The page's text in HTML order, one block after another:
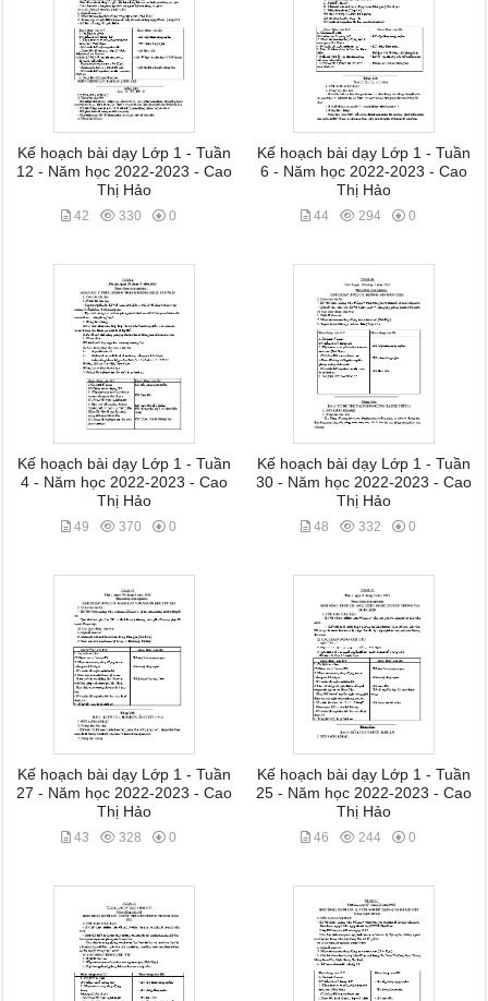
Kế hoạch bài dạy Lớp 1 - Tuần
12 - Năm học 2022-2023 - Cao
Thị Hảo
42 330 0
Kế hoạch bài dạy Lớp 1 - Tuần
6 - Năm học 2022-2023 - Cao
Thị Hảo
44 294 0
Kế hoạch bài dạy Lớp 1 - Tuần
4 - Năm học 2022-2023 - Cao
Thị Hảo
49 370 0
Kế hoạch bài dạy Lớp 1 - Tuần
30 - Năm học 2022-2023 - Cao
Thị Hảo
48 332 0
Kế hoạch bài dạy Lớp 1 - Tuần
27 - Năm học 2022-2023 - Cao
Thị Hảo
43 328 0
Kế hoạch bài dạy Lớp 1 - Tuần
25 - Năm học 2022-2023 - Cao
Thị Hảo
46 244 0